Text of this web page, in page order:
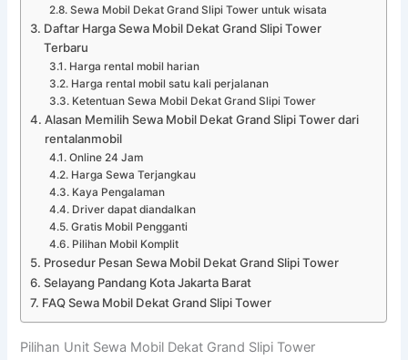
Sewa Mobil Dekat Grand Slipi Tower untuk wisata
Daftar Harga Sewa Mobil Dekat Grand Slipi Tower
Terbaru
Harga rental mobil harian
Harga rental mobil satu kali perjalanan
Ketentuan Sewa Mobil Dekat Grand Slipi Tower
Alasan Memilih Sewa Mobil Dekat Grand Slipi Tower dari
rentalanmobil
Online 24 Jam
Harga Sewa Terjangkau
Kaya Pengalaman
Driver dapat diandalkan
Gratis Mobil Pengganti
Pilihan Mobil Komplit
Prosedur Pesan Sewa Mobil Dekat Grand Slipi Tower
Selayang Pandang Kota Jakarta Barat
FAQ Sewa Mobil Dekat Grand Slipi Tower
Pilihan Unit Sewa Mobil Dekat Grand Slipi Tower